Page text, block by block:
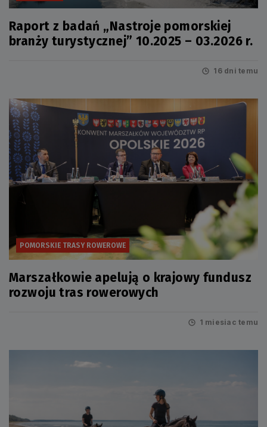
Raport z badań „Nastroje pomorskiej
branży turystycznej” 10.2025 – 03.2026 r.
16 dni temu
POMORSKIE TRASY ROWEROWE
Marszałkowie apelują o krajowy fundusz
rozwoju tras rowerowych
1 miesiac temu